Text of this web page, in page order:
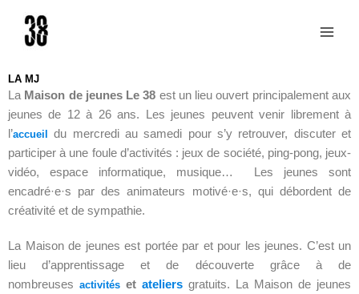
contenu
LA MJ
La Maison de jeunes Le 38 est un lieu ouvert principalement aux
jeunes de 12 à 26 ans. Les jeunes peuvent venir librement à
l’accueil
du mercredi au samedi pour s’y retrouver, discuter et
participer à une foule d’activités : jeux de société, ping-pong, jeux-
vidéo, espace informatique, musique… Les jeunes sont
encadré·e·s par des animateurs motivé·e·s, qui débordent de
créativité et de sympathie.
La Maison de jeunes est portée par et pour les jeunes. C’est un
lieu d’apprentissage et de découverte grâce à de
nombreuses activités et ateliers gratuits. La Maison de jeunes